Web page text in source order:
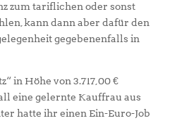
zum tariflichen oder sonst
kann dann aber dafür den
gegebenenfalls in
in Höhe von 3.717,00 €
eine gelernte Kauffrau aus
hatte ihr einen Ein-Euro-Job